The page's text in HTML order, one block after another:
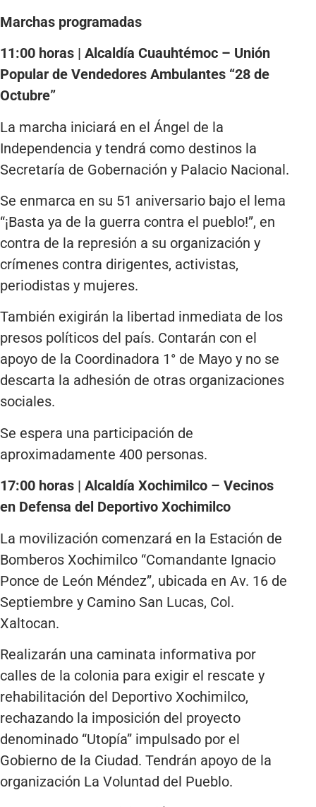
Marchas programadas
11:00 horas | Alcaldía Cuauhtémoc – Unión
Popular de Vendedores Ambulantes “28 de
Octubre”
La marcha iniciará en el Ángel de la
Independencia y tendrá como destinos la
Secretaría de Gobernación y Palacio Nacional.
Se enmarca en su 51 aniversario bajo el lema
“¡Basta ya de la guerra contra el pueblo!”, en
contra de la represión a su organización y
crímenes contra dirigentes, activistas,
periodistas y mujeres.
También exigirán la libertad inmediata de los
presos políticos del país. Contarán con el
apoyo de la Coordinadora 1° de Mayo y no se
descarta la adhesión de otras organizaciones
sociales.
Se espera una participación de
aproximadamente 400 personas.
17:00 horas | Alcaldía Xochimilco – Vecinos
en Defensa del Deportivo Xochimilco
La movilización comenzará en la Estación de
Bomberos Xochimilco “Comandante Ignacio
Ponce de León Méndez”, ubicada en Av. 16 de
Septiembre y Camino San Lucas, Col.
Xaltocan.
Realizarán una caminata informativa por
calles de la colonia para exigir el rescate y
rehabilitación del Deportivo Xochimilco,
rechazando la imposición del proyecto
denominado “Utopía” impulsado por el
Gobierno de la Ciudad. Tendrán apoyo de la
organización La Voluntad del Pueblo.